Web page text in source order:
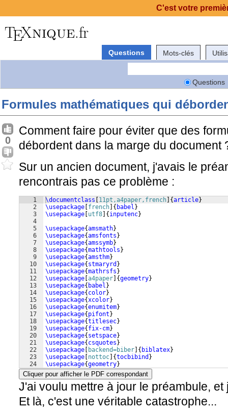
Questions Mots-clés
Questions
Formules mathématiques qui
0
Comment faire pour éviter que des
débordent dans la marge du document
Sur un ancien document, j'avais le
rencontrais pas ce problème :
1
2
3
4
5
6
7
8
9
10
11
12
13
14
15
16
17
18
19
20
21
22
23
24
\documentclass 11pt,a4paper,french {article}
\usepackage french { babel }
\usepackage utf8 { inputenc}
\usepackage{amsmath}
\usepackage{amsfonts }
\usepackage{amssymb}
\usepackage{mathtools }
\usepackage{amsthm}
\usepackage{ stmaryrd }
\usepackage{mathrsfs }
\usepackage a4paper {geometry}
\usepackage{ babel }
\usepackage{ color}
\usepackage{xcolor}
\usepackage{enumitem}
\usepackage{ pifont }
\usepackage{titlesec}
\usepackage{ fix-cm}
\usepackage{ setspace}
\usepackage{ csquotes }
\usepackage
backend=biber { biblatex}
\usepackage nottoc {tocbibind }
\usepackage{geometry}
Cliquer pour afficher le PDF correspondant
J'ai voulu mettre à jour le préambule,
Et là, c'est une véritable catastrophe...
C'est votre